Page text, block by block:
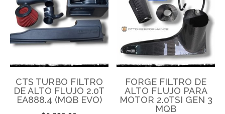
CTS TURBO FILTRO
DE ALTO FLUJO 2.0T
EA888.4 (MQB EVO)
FORGE FILTRO DE
ALTO FLUJO PARA
MOTOR 2.0TSI GEN 3
MQB